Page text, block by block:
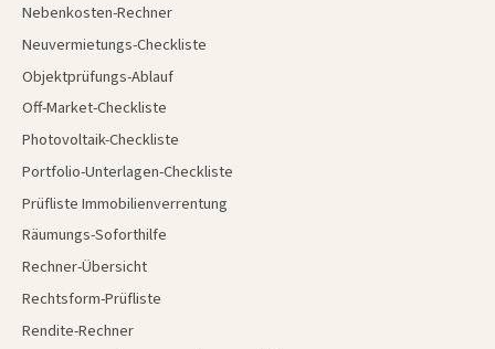
Nebenkosten-Rechner
Neuvermietungs-Checkliste
Objektprüfungs-Ablauf
Off-Market-Checkliste
Photovoltaik-Checkliste
Portfolio-Unterlagen-Checkliste
Prüfliste Immobilienverrentung
Räumungs-Soforthilfe
Rechner-Übersicht
Rechtsform-Prüfliste
Rendite-Rechner